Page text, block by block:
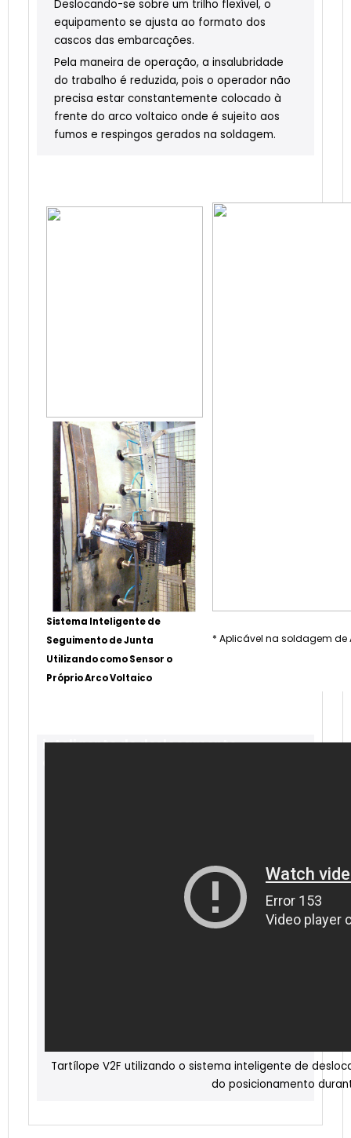
Deslocando-se sobre um trilho flexível, o
equipamento se ajusta ao formato dos
cascos das embarcações.
Pela maneira de operação, a insalubridade
do trabalho é reduzida, pois o operador não
precisa estar constantemente colocado à
frente do arco voltaico onde é sujeito aos
fumos e respingos gerados na soldagem.
posição da tocha*
Sistema Inteligente de
Seguimento de Junta
Utilizando como Sensor o
Próprio Arco Voltaico
* Aplicável na soldagem de
inteligente de deslocamento
Tartílope V2F utilizando o sistema inteligente de
do posicionamento